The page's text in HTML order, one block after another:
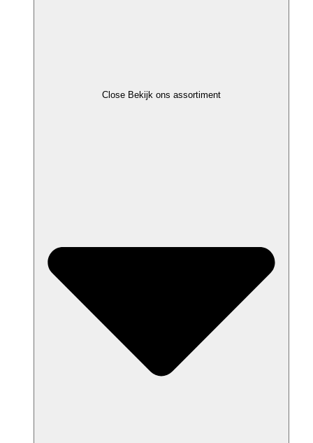
Close Bekijk ons assortiment